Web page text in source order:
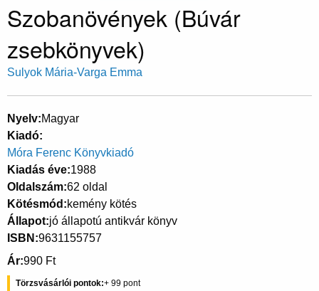
Szobanövények (Búvár
zsebkönyvek)
Sulyok Mária-Varga Emma
Nyelv Magyar
Kiadó
Móra Ferenc Könyvkiadó
Kiadás éve 1988
Oldalszám 62 oldal
Kötésmód kemény kötés
Állapot jó állapotú antikvár könyv
ISBN 9631155757
Ár 990 Ft
Törzsvásárlói pontok 99